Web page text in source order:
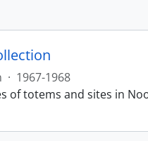
· 1967-1968
of totems and sites in